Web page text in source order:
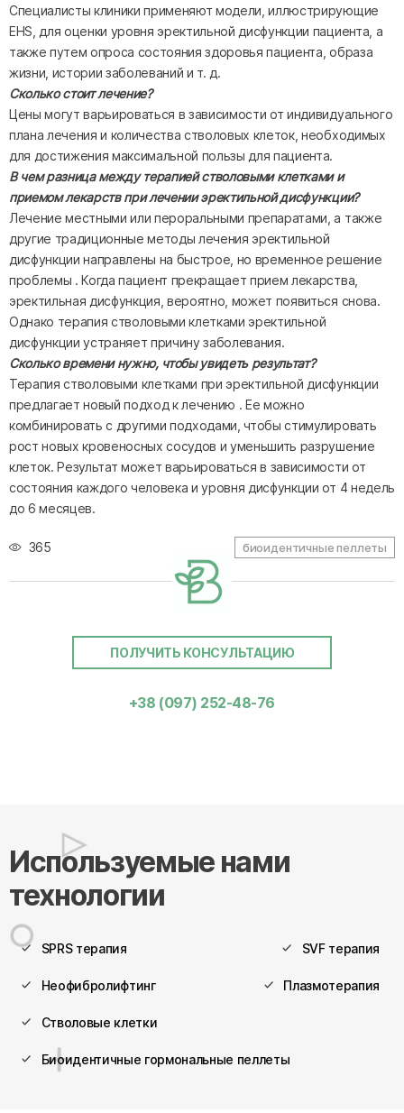
Специалисты клиники применяют модели, иллюстрирующие
EHS, для оценки уровня эректильной дисфункции пациента, а
также путем опроса состояния здоровья пациента, образа
жизни, истории заболеваний и т. д.
Сколько стоит лечение?
Цены могут варьироваться в зависимости от индивидуального
плана лечения и количества стволовых клеток, необходимых
для достижения максимальной пользы для пациента.
В чем разница между терапией стволовыми клетками и
приемом лекарств при лечении эректильной дисфункции?
Лечение местными или пероральными препаратами, а также
другие традиционные методы лечения эректильной
дисфункции направлены на быстрое, но временное решение
проблемы . Когда пациент прекращает прием лекарства,
эректильная дисфункция, вероятно, может появиться снова.
Однако терапия стволовыми клетками эректильной
дисфункции устраняет причину заболевания.
Сколько времени нужно, чтобы увидеть результат?
Терапия стволовыми клетками при эректильной дисфункции
предлагает новый подход к лечению . Ее можно
комбинировать с другими подходами, чтобы стимулировать
рост новых кровеносных сосудов и уменьшить разрушение
клеток. Результат может варьироваться в зависимости от
состояния каждого человека и уровня дисфункции от 4 недель
до 6 месяцев.
365 биоидентичные пеллеты
ПОЛУЧИТЬ КОНСУЛЬТАЦИЮ
+38 (097) 252-48-76
Используемые нами
технологии
SPRS терапия SVF терапия
Неофибролифтинг Плазмотерапия
Стволовые клетки
Биоидентичные гормональные пеллеты